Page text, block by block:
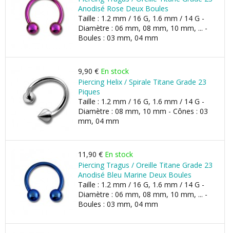
Anodisé Rose Deux Boules
Taille : 1.2 mm / 16 G, 1.6 mm / 14 G -
Diamètre : 06 mm, 08 mm, 10 mm, ... -
Boules : 03 mm, 04 mm
9,90 € En stock
Piercing Helix / Spirale Titane Grade 23
Piques
Taille : 1.2 mm / 16 G, 1.6 mm / 14 G -
Diamètre : 08 mm, 10 mm - Cônes : 03
mm, 04 mm
11,90 € En stock
Piercing Tragus / Oreille Titane Grade 23
Anodisé Bleu Marine Deux Boules
Taille : 1.2 mm / 16 G, 1.6 mm / 14 G -
Diamètre : 06 mm, 08 mm, 10 mm, ... -
Boules : 03 mm, 04 mm